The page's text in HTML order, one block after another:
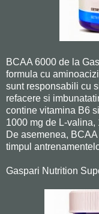
BCAA 6000 de la
formula cu
sunt responsabili cu
refacere si
contine vitamina B6
1000 mg de L-
De asemenea,
timpul
Gaspari Nutrition